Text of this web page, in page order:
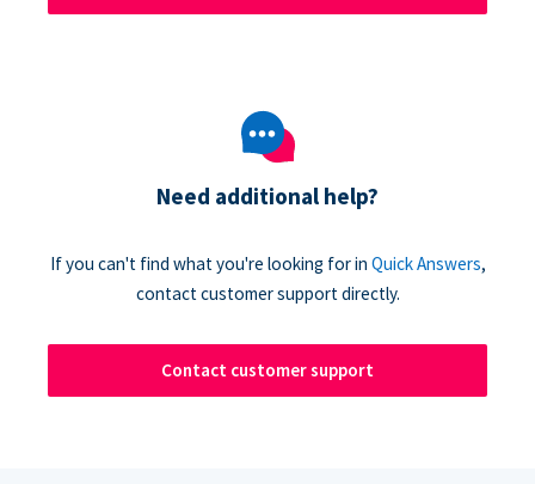
Need additional help?
If you can't find what you're looking for in Quick Answers,
contact customer support directly.
Contact customer support